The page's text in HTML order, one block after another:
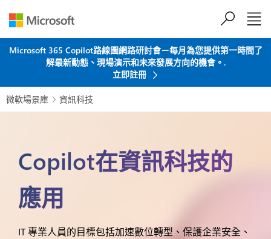
Microsoft 365 Copilot路線圖網路研討會－每月為您提供第一時間了
解最新動態、現場演示和未來發展方向的機會。.
立即註冊
微軟場景庫  資訊科技
Copilot在資訊科技的
應用
IT 專業人員的目標包括加速數位轉型、保護企業安全、